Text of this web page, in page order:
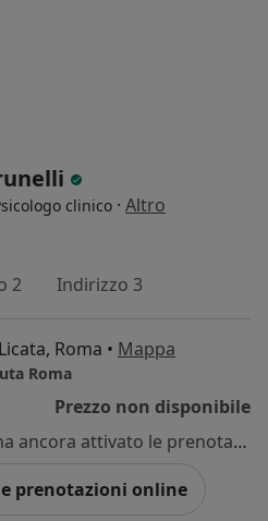
clinico · Altro
2 Indirizzo 3
Roma • Mappa
Roma
Prezzo non disponibile
Questo dottore non ha ancora attivato le prenotazioni online presso questo indirizzo.
prenotazioni online